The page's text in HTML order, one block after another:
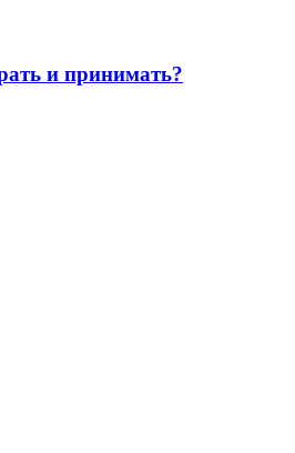
и принимать?